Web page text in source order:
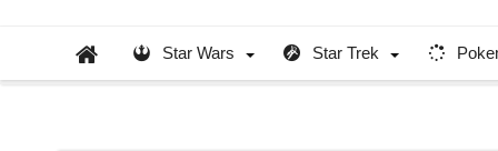
Star Wars Star Trek